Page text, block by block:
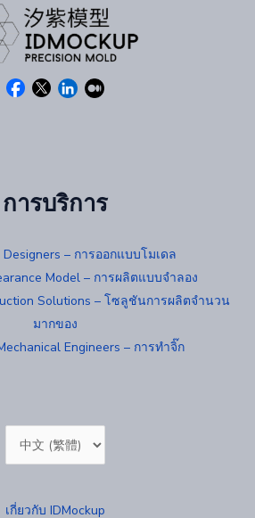
การบริการ
Designers – การออกแบบโมเดล
Model – การผลิตแบบจำลอง
Solutions – โซลูชันการผลิตจำนวน
มากของ
Engineers – การทำจิ๊ก
Choose
a
เกี่ยวกับ IDMockup